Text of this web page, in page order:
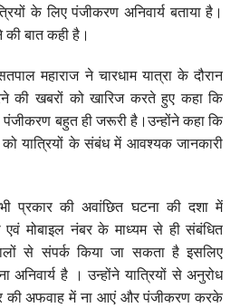
के लिए पंजीकरण अनिवार्य बताया है।
की बात कही है।
महाराज ने चारधाम यात्रा के दौरान
की खबरों को खारिज करते हुए कहा कि
पंजीकरण बहुत ही जरूरी है।उन्होंने कहा कि
को यात्रियों के संबंध में आवश्यक जानकारी
प्रकार की अवांछित घटना की दशा में
मोबाइल नंबर के माध्यम से ही संबंधित
से संपर्क किया जा सकता है इसलिए
अनिवार्य है । उन्होंने यात्रियों से अनुरोध
की अफवाह में ना आएं और पंजीकरण करके